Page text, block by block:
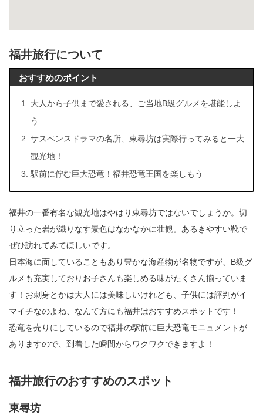
福井旅行について
おすすめのポイント
大人から子供まで愛される、ご当地B級グルメを堪能しよ
う
サスペンスドラマの名所、東尋坊は実際行ってみると一大
観光地！
駅前に佇む巨大恐竜！福井恐竜王国を楽しもう
福井の一番有名な観光地はやはり東尋坊ではないでしょうか。切
り立った岩が織りなす景色はなかなかに壮観。あるきやすい靴で
ぜひ訪れてみてほしいです。
日本海に面していることもあり豊かな海産物が名物ですが、B級グ
ルメも充実しておりお子さんも楽しめる味がたくさん揃っていま
す！お刺身とかは大人には美味しいけれども、子供には評判がイ
マイチなのよね、なんて方にも福井はおすすめスポットです！
恐竜を売りにしているので福井の駅前に巨大恐竜モニュメントが
ありますので、到着した瞬間からワクワクできますよ！
福井旅行のおすすめのスポット
東尋坊